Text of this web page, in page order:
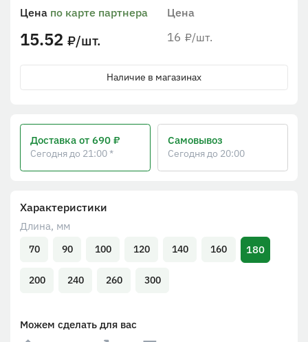
Характеристики
Длина, мм
70 90 100 120 140 160 180
200 240 260 300
Можем сделать для вас
Цена
16 ₽/шт.
Цена по карте партнера
15.52 ₽/шт.
Наличие в магазинах
Доставка от 690 ₽
Сегодня до 21:00 *
Самовывоз
Сегодня до 20:00